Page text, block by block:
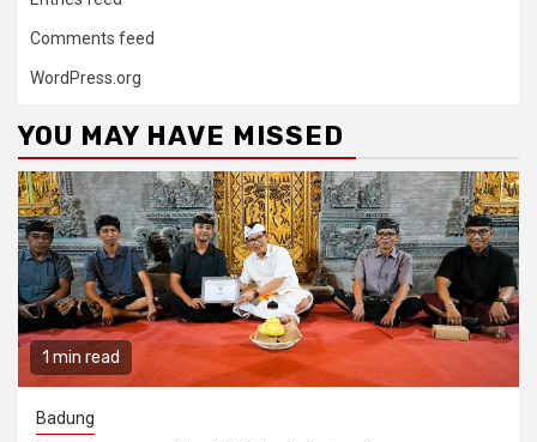
Comments feed
WordPress.org
YOU MAY HAVE MISSED
1 min read
Badung